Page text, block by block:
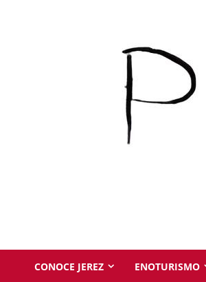
CONOCE JEREZ ENOTURISMO